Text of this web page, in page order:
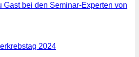
Gast bei den Seminar-Experten von
2024